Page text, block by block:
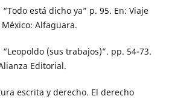
está dicho ya” p. 95. En: Viaje
Alfaguara.
(sus trabajos)”. pp. 54-73.
Editorial.
escrita y derecho. El derecho